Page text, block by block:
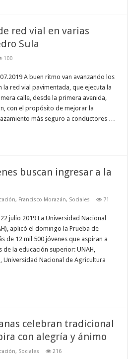
red vial en varias
Sula
100
A buen ritmo van avanzando los
red vial pavimentada, que ejecuta la
calle, desde la primera avenida,
con el propósito de mejorar la
más seguro a conductores …
buscan ingresar a la
, Francisco Morazán, Sociales 71
julio 2019 La Universidad Nacional
aplicó el domingo la Prueba de
de 12 mil 500 jóvenes que aspiran a
la educación superior: UNAH,
Universidad Nacional de Agricultura
celebran tradicional
con alegría y ánimo
, Sociales 216